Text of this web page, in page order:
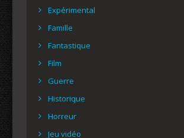
Expérimental
Famille
Fantastique
Film
Guerre
Historique
Horreur
Jeu vidéo